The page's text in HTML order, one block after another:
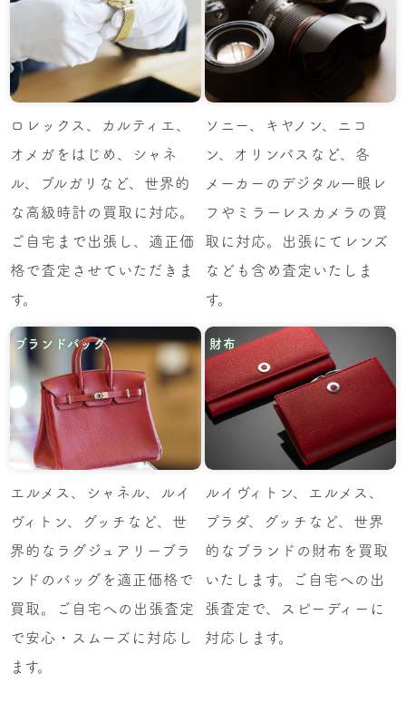
ロレックス、カルティエ、
オメガをはじめ、シャネ
ル、ブルガリなど、世界的
な高級時計の買取に対応。
ご自宅まで出張し、適正価
格で査定させていただきま
す。
ソニー、キヤノン、ニコ
ン、オリンパスなど、各
メーカーのデジタル一眼レ
フやミラーレスカメラの買
取に対応。出張にてレンズ
なども含め査定いたしま
す。
ブランドバッグ
エルメス、シャネル、ルイ
ヴィトン、グッチなど、世
界的なラグジュアリーブラ
ンドのバッグを適正価格で
買取。ご自宅への出張査定
で安心・スムーズに対応し
ます。
財布
ルイヴィトン、エルメス、
プラダ、グッチなど、世界
的なブランドの財布を買取
いたします。ご自宅への出
張査定で、スピーディーに
対応します。